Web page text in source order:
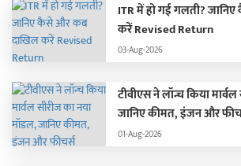
ITR में हो गई गलती?
करें Revised Return
03-Aug-2026
टीवीएस ने लॉन्च किया
जानिए कीमत, इंजन और
01-Aug-2026